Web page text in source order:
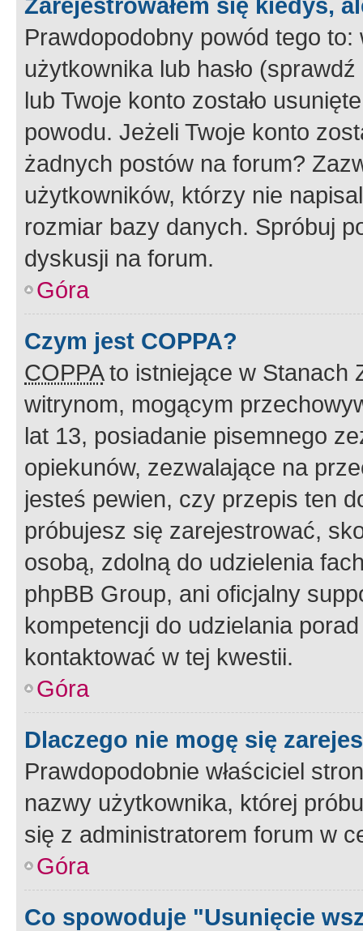
Prawdopodobny powód tego to:
użytkownika lub hasło
lub Twoje konto zostało
powodu. Jeżeli Twoje konto
żadnych postów na forum?
użytkowników, którzy nie
rozmiar bazy danych. Spróbuj
dyskusji na forum.
Góra
Czym jest COPPA?
COPPAto istniejące w Stanach
witrynom, mogącym
lat 13, posiadanie pisemnego
opiekunów, zezwalające na
jesteś pewien, czy przepis ten
próbujesz się zarejestrować,
osobą, zdolną do udzielenia
phpBB Group, ani oficjalny
kompetencji do udzielania
kontaktować w tej kwestii.
Góra
Dlaczego nie mogę się
Prawdopodobnie właściciel
nazwy użytkownika, której
się z administratorem forum w
Góra
Co spowoduje "Usunięcie